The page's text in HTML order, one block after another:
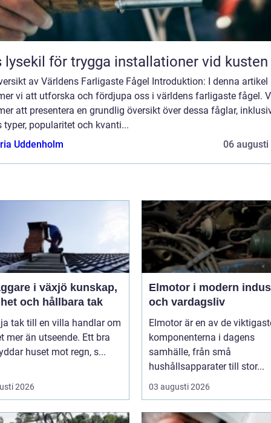
lysekil för trygga installationer vid kusten
av Världens Farligaste Fågel Introduktion: I denna artikel
vi att utforska och fördjupa oss i världens farligaste fågel.
att presentera en grundlig översikt över dessa fåglar,
typer, popularitet och kvanti...
Uddenholm
06 augusti
i växjö kunskap,
och hållbara tak
tak till en villa handlar om
mer än utseende. Ett bra
huset mot regn, s...
2026
Elmotor i modern
och vardagsliv
Elmotor är en av de
komponenterna i dagens
samhälle, från små
hushållsapparater till stor...
03 augusti 2026